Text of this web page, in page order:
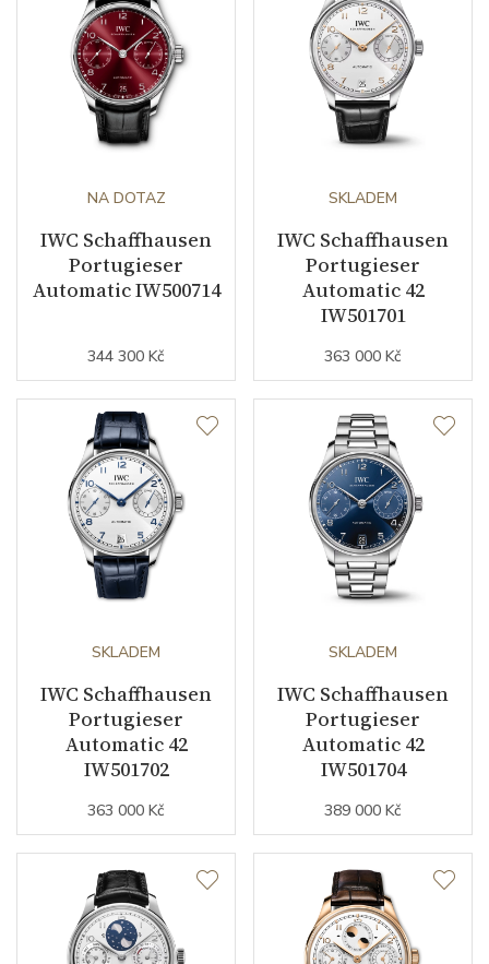
NA DOTAZ
IWC Schaffhausen
Portugieser
Automatic IW500714
344 300 Kč
SKLADEM
IWC Schaffhausen
Portugieser
Automatic 42
IW501701
363 000 Kč
SKLADEM
IWC Schaffhausen
Portugieser
Automatic 42
IW501702
363 000 Kč
SKLADEM
IWC Schaffhausen
Portugieser
Automatic 42
IW501704
389 000 Kč